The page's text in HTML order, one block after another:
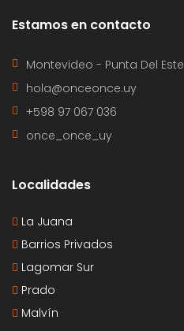
Estamos en contacto
Montevideo - Punta Del Este
hola@onceonce.uy
+598 97 067 036
once_once_uy
Localidades
La Juana
Barrios Privados
Lagomar Sur
Prado
Malvín